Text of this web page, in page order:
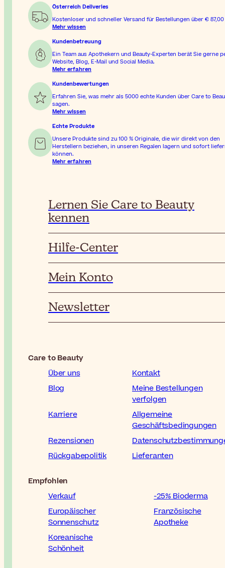
Österreich Deliveries
Kostenloser und schneller Versand für Bestellungen über € 87,00
Mehr wissen
Kundenbetreuung
Ein Team aus Apothekern und Beauty-Experten berät Sie gerne
Website, Blog, E-Mail und Social Media.
Mehr erfahren
Kundenbewertungen
Erfahren Sie, was mehr als 5000 echte Kunden über Care to
sagen.
Mehr wissen
Echte Produkte
Unsere Produkte sind zu 100 % Originale, die wir direkt von den
Herstellern beziehen, in unseren Regalen lagern und sofort
können.
Mehr erfahren
Lernen Sie Care to Beauty
kennen
Hilfe-Center
Mein Konto
Newsletter
Care to Beauty
Über uns
Kontakt
Blog
Meine Bestellungen
verfolgen
Karriere
Allgemeine
Geschäftsbedingungen
Rezensionen
Rückgabepolitik
Lieferanten
Empfohlen
Verkauf
-25% Bioderma
Europäischer
Sonnenschutz
Französische
Apotheke
Koreanische
Schönheit